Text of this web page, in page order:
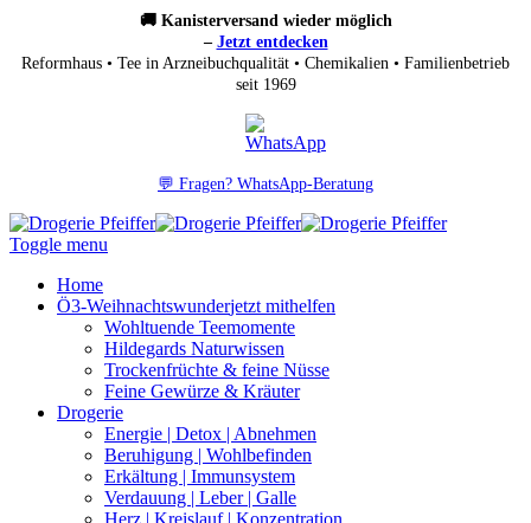
🚚 Kanisterversand wieder möglich
– Jetzt entdecken
Reformhaus • Tee in Arzneibuchqualität • Chemikalien • Familienbetrieb
seit 1969
💬 Fragen? WhatsApp-Beratung
Toggle menu
Home
Ö3-Weihnachtswunderjetzt mithelfen
Wohltuende Teemomente
Hildegards Naturwissen
Trockenfrüchte & feine Nüsse
Feine Gewürze & Kräuter
Drogerie
Energie | Detox | Abnehmen
Beruhigung | Wohlbefinden
Erkältung | Immunsystem
Verdauung | Leber | Galle
Herz | Kreislauf | Konzentration